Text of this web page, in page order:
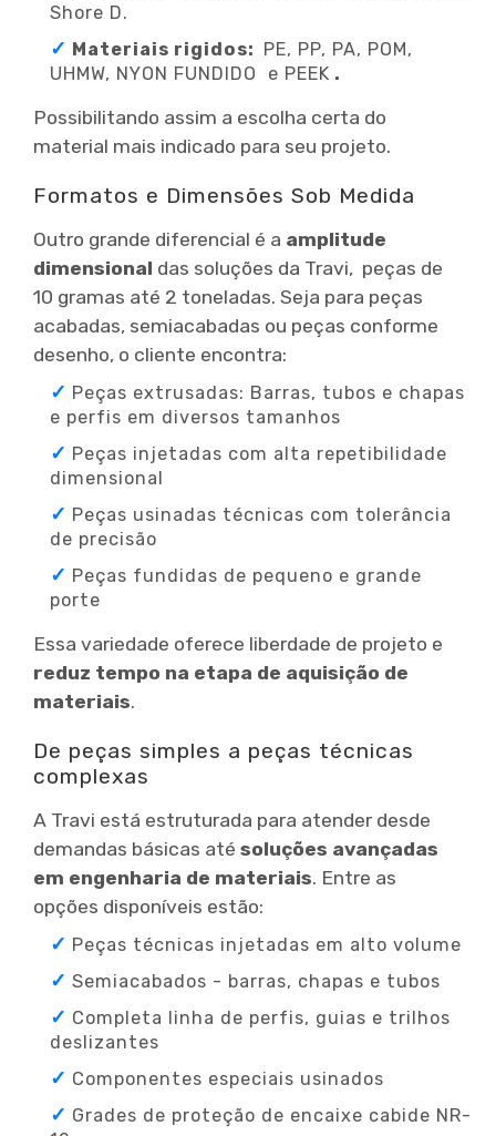
Shore D.
Materiais rigidos: PE, PP, PA, POM,
UHMW, NYON FUNDIDO e PEEK .
Possibilitando assim a escolha certa do
material mais indicado para seu projeto.
Formatos e Dimensões Sob Medida
Outro grande diferencial é a amplitude
dimensional das soluções da Travi, peças de
10 gramas até 2 toneladas. Seja para peças
acabadas, semiacabadas ou peças conforme
desenho, o cliente encontra:
Peças extrusadas: Barras, tubos e chapas
e perfis em diversos tamanhos
Peças injetadas com alta repetibilidade
dimensional
Peças usinadas técnicas com tolerância
de precisão
Peças fundidas de pequeno e grande
porte
Essa variedade oferece liberdade de projeto e
reduz tempo na etapa de aquisição de
materiais.
De peças simples a peças técnicas
complexas
A Travi está estruturada para atender desde
demandas básicas até soluções avançadas
em engenharia de materiais. Entre as
opções disponíveis estão:
Peças técnicas injetadas em alto volume
Semiacabados - barras, chapas e tubos
Completa linha de perfis, guias e trilhos
deslizantes
Componentes especiais usinados
Grades de proteção de encaixe cabide NR-